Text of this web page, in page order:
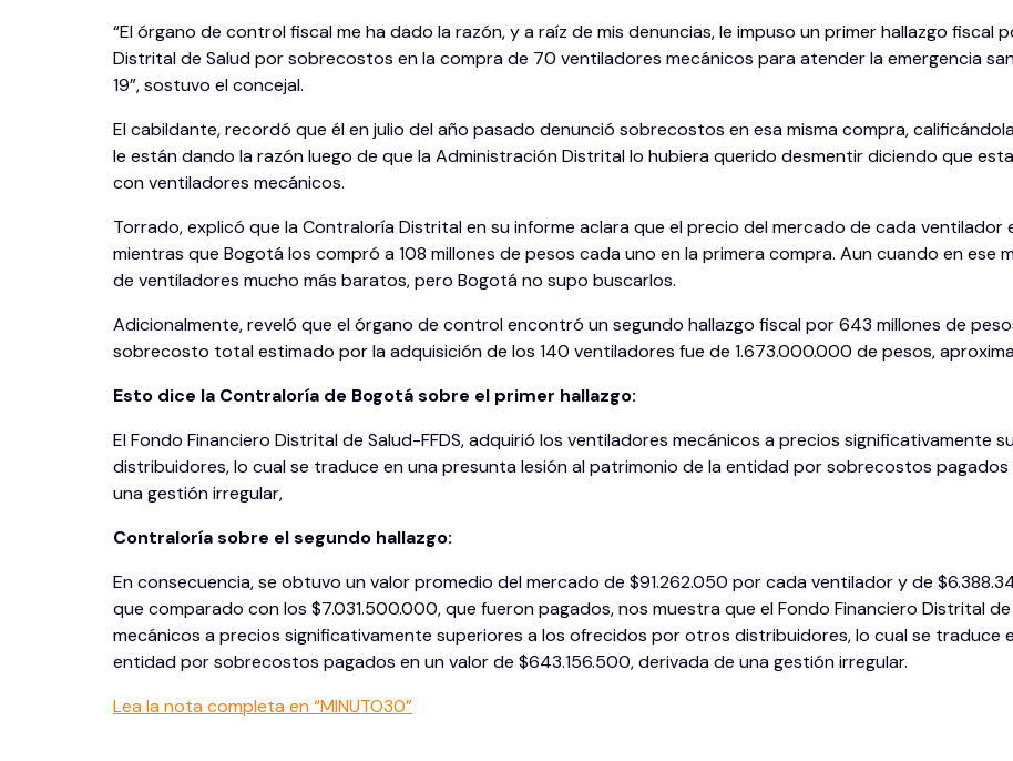
“El órgano de control fiscal me ha dado la razón, y a raíz de mis denuncias, le impuso un primer hallazgo fiscal
Distrital de Salud por sobrecostos en la compra de 70 ventiladores mecánicos para atender la emergencia
19”, sostuvo el concejal.
El cabildante, recordó que él en julio del año pasado denunció sobrecostos en esa misma compra,
le están dando la razón luego de que la Administración Distrital lo hubiera querido desmentir diciendo que
con ventiladores mecánicos.
Torrado, explicó que la Contraloría Distrital en su informe aclara que el precio del mercado de cada ventilador
mientras que Bogotá los compró a 108 millones de pesos cada uno en la primera compra. Aun cuando en ese
de ventiladores mucho más baratos, pero Bogotá no supo buscarlos.
Adicionalmente, reveló que el órgano de control encontró un segundo hallazgo fiscal por 643 millones de
sobrecosto total estimado por la adquisición de los 140 ventiladores fue de 1.673.000.000 de pesos,
Esto dice la Contraloría de Bogotá sobre el primer hallazgo:
El Fondo Financiero Distrital de Salud-FFDS, adquirió los ventiladores mecánicos a precios significativamente
distribuidores, lo cual se traduce en una presunta lesión al patrimonio de la entidad por sobrecostos pagados
una gestión irregular,
Contraloría sobre el segundo hallazgo:
En consecuencia, se obtuvo un valor promedio del mercado de $91.262.050 por cada ventilador y de
que comparado con los $7.031.500.000, que fueron pagados, nos muestra que el Fondo Financiero Distrital
mecánicos a precios significativamente superiores a los ofrecidos por otros distribuidores, lo cual se traduce
entidad por sobrecostos pagados en un valor de $643.156.500, derivada de una gestión irregular.
Lea la nota completa en “MINUTO30”